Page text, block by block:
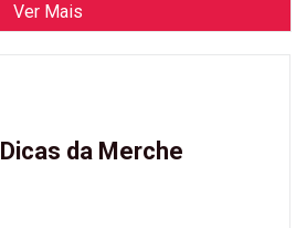
Ver Mais
Dicas da Merche